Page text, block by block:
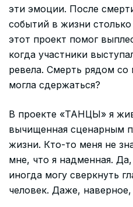
эти эмоции. После
событий в жизни
этот проект помог
когда участники
ревела. Смерть рядом
могла сдержаться?
В проекте «ТАНЦЫ» я
вычищенная сценарным
жизни. Кто-то меня не
мне, что я надменная.
иногда могу сверкнуть
человек. Даже, наверное,